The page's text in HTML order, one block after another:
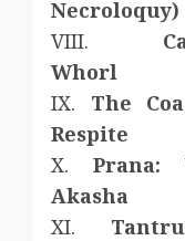
Necroloquy)
VIII.
Whorl
IX. The
Respite
X. Prana:
Akasha
XI.